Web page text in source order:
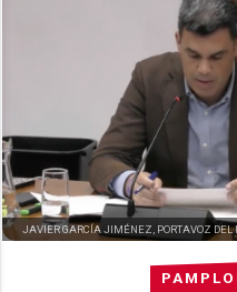
JAVIER GARCÍA JIMÉNEZ, PORTAVOZ DEL